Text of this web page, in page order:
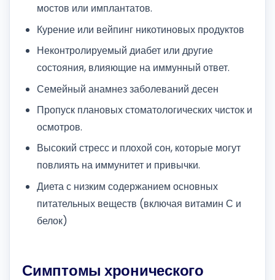
мостов или имплантатов.
Курение или вейпинг никотиновых продуктов
Неконтролируемый диабет или другие
состояния, влияющие на иммунный ответ.
Семейный анамнез заболеваний десен
Пропуск плановых стоматологических чисток и
осмотров.
Высокий стресс и плохой сон, которые могут
повлиять на иммунитет и привычки.
Диета с низким содержанием основных
питательных веществ (включая витамин С и
белок)
Симптомы хронического